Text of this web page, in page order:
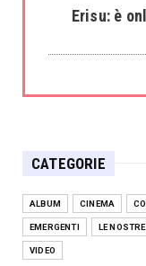
Erisu: è
Andrea
CATEGORIE
ALBUM CINEMA
EMERGENTI LE
VIDEO